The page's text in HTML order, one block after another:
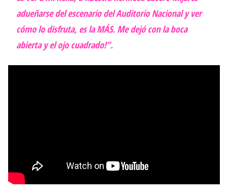
adueñarse del escenario del Auditorio Nacional y ver
cómo lo disfruta, es la MÁS. Me dejó con la boca
abierta y el ojo cuadrado!”.